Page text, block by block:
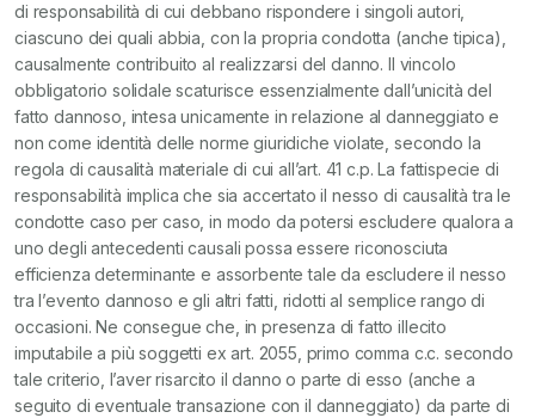
di responsabilità di cui debbano rispondere i singoli autori,
ciascuno dei quali abbia, con la propria condotta (anche tipica),
causalmente contribuito al realizzarsi del danno. Il vincolo
obbligatorio solidale scaturisce essenzialmente dall’unicità del
fatto dannoso, intesa unicamente in relazione al danneggiato e
non come identità delle norme giuridiche violate, secondo la
regola di causalità materiale di cui all’art. 41 c.p. La fattispecie di
responsabilità implica che sia accertato il nesso di causalità tra le
condotte caso per caso, in modo da potersi escludere qualora a
uno degli antecedenti causali possa essere riconosciuta
efficienza determinante e assorbente tale da escludere il nesso
tra l’evento dannoso e gli altri fatti, ridotti al semplice rango di
occasioni. Ne consegue che, in presenza di fatto illecito
imputabile a più soggetti ex art. 2055, primo comma c.c. secondo
tale criterio, l’aver risarcito il danno o parte di esso (anche a
seguito di eventuale transazione con il danneggiato) da parte di